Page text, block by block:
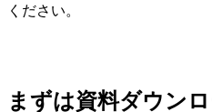
ください。
まずは資料ダウンロ